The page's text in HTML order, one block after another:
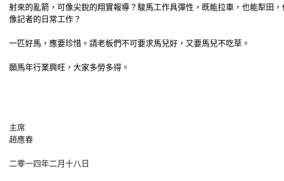
射來的亂箭，可像尖銳的翔實報導？駿馬工作具彈性，既能拉車，也能犁田
像記者的日常工作？
一匹好馬，應要珍惜。請老板們不可要求馬兒好，又要馬兒不吃草。
願馬年行業興旺，大家多勞多得。
主席
趙應春
二零一四年二月十八日